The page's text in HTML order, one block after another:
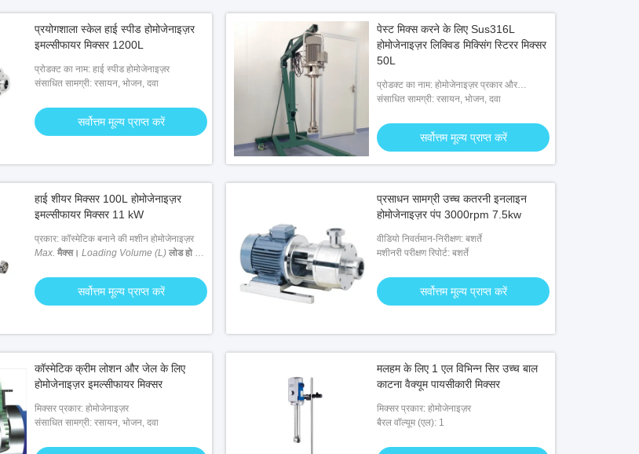
प्रयोगशाला स्केल हाई स्पीड होमोजेनाइज़र
इमल्सीफायर मिक्सर 1200L
प्रोडक्ट का नाम: हाई स्पीड होमोजेनाइज़र
संसाधित सामग्री: रसायन, भोजन, दवा
सर्वोत्तम मूल्य प्राप्त करें
पेस्ट मिक्स करने के लिए Sus316L
होमोजेनाइज़र लिक्विड मिक्सिंग स्टिरर मिक्सर
50L
प्रोडक्ट का नाम: होमोजेनाइज़र प्रकार और
अनुप्रयोग तरल मिश्रण स्टिरर मिक्सर
संसाधित सामग्री: रसायन, भोजन, दवा
सर्वोत्तम मूल्य प्राप्त करें
हाई शीयर मिक्सर 100L होमोजेनाइज़र
इमल्सीफायर मिक्सर 11 kW
प्रकार: कॉस्मेटिक बनाने की मशीन होमोजेनाइज़र
Max. मैक्स। Loading Volume (L) लोड हो रहा
सर्वोत्तम मूल्य प्राप्त करें
प्रसाधन सामग्री उच्च कतरनी इनलाइन
होमोजेनाइज़र पंप 3000rpm 7.5kw
वीडियो निवर्तमान-निरीक्षण: बशर्ते
मशीनरी परीक्षण रिपोर्ट: बशर्ते
सर्वोत्तम मूल्य प्राप्त करें
कॉस्मेटिक क्रीम लोशन और जेल के लिए
होमोजेनाइज़र इमल्सीफायर मिक्सर
मिक्सर प्रकार: होमोजेनाइज़र
संसाधित सामग्री: रसायन, भोजन, दवा
मलहम के लिए 1 एल विभिन्न सिर उच्च बाल
काटना वैक्यूम पायसीकारी मिक्सर
मिक्सर प्रकार: होमोजेनाइज़र
बैरल वॉल्यूम (एल): 1